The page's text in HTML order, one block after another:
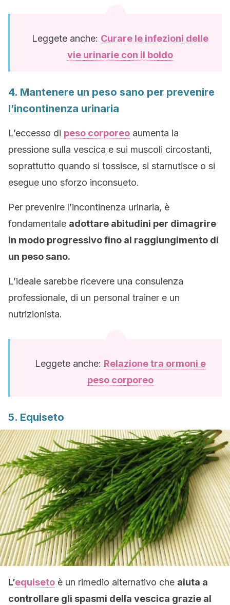
Leggete anche: Curare le infezioni delle
vie urinarie con il boldo
4. Mantenere un peso sano per prevenire
l’incontinenza urinaria
L’eccesso di peso corporeo aumenta la
pressione sulla vescica e sui muscoli circostanti,
soprattutto quando si tossisce, si starnutisce o si
esegue uno sforzo inconsueto.
Per prevenire l’incontinenza urinaria, è
fondamentale adottare abitudini per dimagrire
in modo progressivo fino al raggiungimento di
un peso sano.
L’ideale sarebbe ricevere una consulenza
professionale, di un personal trainer e un
nutrizionista.
Leggete anche: Relazione tra ormoni e
peso corporeo
5. Equiseto
L’equiseto è un rimedio alternativo che aiuta a
controllare gli spasmi della vescica grazie al